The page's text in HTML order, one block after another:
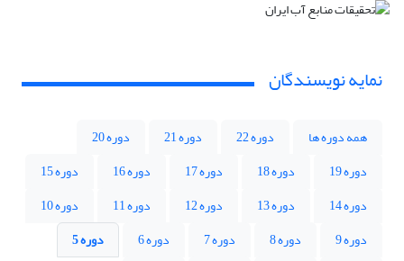
نمایه نویسندگان
همه دوره ها دوره 22 دوره 21
دوره 20
دوره 19
دوره 18 دوره 17 دوره 16
دوره 15
دوره 14
دوره 13 دوره 12 دوره 11
دوره 10
دوره 9
دوره 8 دوره 7 دوره 6
دوره 5